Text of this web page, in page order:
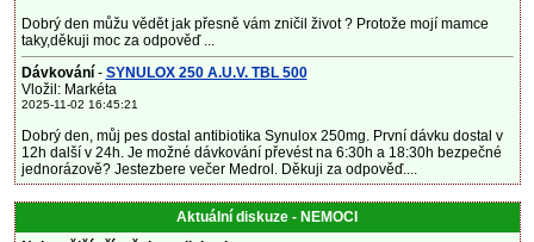
Dobrý den můžu vědět jak přesně vám zničil život ? Protože mojí mamce
taky,děkuji moc za odpověď ...
Dávkování - SYNULOX 250 A.U.V. TBL 500
Vložil: Markéta
2025-11-02 16:45:21
Dobrý den, můj pes dostal antibiotika Synulox 250mg. První dávku dostal v
12h další v 24h. Je možné dávkování převést na 6:30h a 18:30h bezpečné
jednorázově? Jestezbere večer Medrol. Děkuji za odpověď....
Aktuální diskuze - NEMOCI